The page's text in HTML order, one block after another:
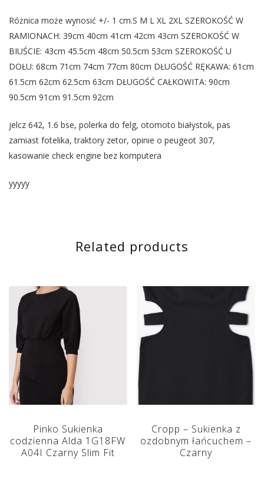
Różnica może wynosić +/- 1 cm.S M L XL 2XL SZEROKOŚĆ W
RAMIONACH: 39cm 40cm 41cm 42cm 43cm SZEROKOŚĆ W
BIUŚCIE: 43cm 45.5cm 48cm 50.5cm 53cm SZEROKOŚĆ U
DOŁU: 68cm 71cm 74cm 77cm 80cm DŁUGOŚĆ RĘKAWA: 61cm
61.5cm 62cm 62.5cm 63cm DŁUGOŚĆ CAŁKOWITA: 90cm
90.5cm 91cm 91.5cm 92cm
jelcz 642, 1.6 bse, polerka do felg, otomoto białystok, pas
zamiast fotelika, traktory zetor, opinie o peugeot 307,
kasowanie check engine bez komputera
yyyyy
Related products
Pinko Sukienka
codzienna Alda 1G18FW
A04I Czarny Slim Fit
Cropp – Sukienka z
ozdobnym łańcuchem –
Czarny